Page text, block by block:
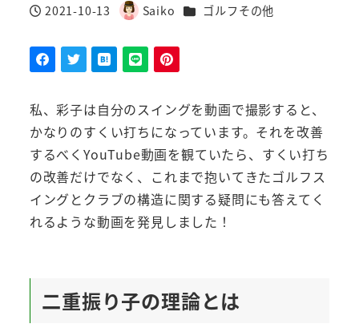
投稿日
2021-10-13
著
Saiko カテゴリー
ゴルフその他
私、彩子は自分のスイングを動画で撮影すると、
かなりのすくい打ちになっています。それを改善
するべくYouTube動画を観ていたら、すくい打ち
の改善だけでなく、これまで抱いてきたゴルフス
イングとクラブの構造に関する疑問にも答えてく
れるような動画を発見しました！
二重振り子の理論とは